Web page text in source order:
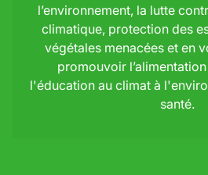
l’environnement, la lutte
climatique, protection des
végétales menacées et en
promouvoir
l'éducation au climat à
santé.